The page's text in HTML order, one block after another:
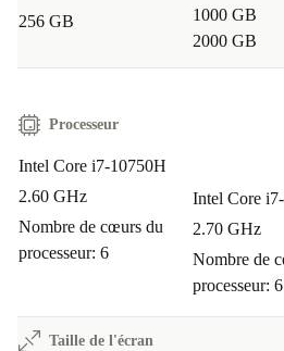
256 GB
1000 GB
2000 GB
Processeur
Intel Core i7-10750H
2.60 GHz
Nombre de cœurs du
processeur: 6
Intel Core
2.70 GHz
Nombre de
processeur: 6
Taille de l'écran